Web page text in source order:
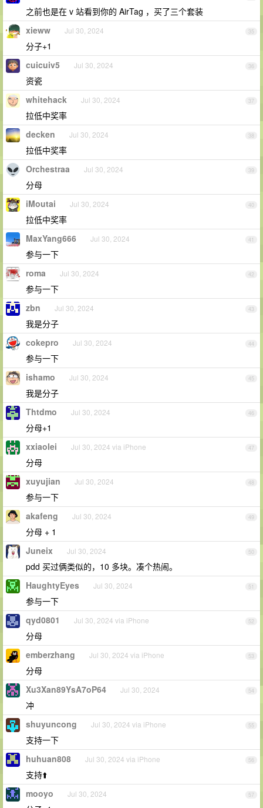
之前也是在 v 站看到你的 AirTag ，买了三个套装
35
xieww Jul 30, 2024
分子+1
36
cuicuiv5 Jul 30, 2024
资瓷
37
whitehack Jul 30, 2024
拉低中奖率
38
decken Jul 30, 2024
拉低中奖率
39
Orchestraa Jul 30, 2024
分母
40
iMoutai Jul 30, 2024
拉低中奖率
41
MaxYang666 Jul 30, 2024
参与一下
42
roma Jul 30, 2024
参与一下
43
zbn Jul 30, 2024
我是分子
44
cokepro Jul 30, 2024
参与一下
45
ishamo Jul 30, 2024
我是分子
46
Thtdmo Jul 30, 2024
分母+1
47
xxiaolei Jul 30, 2024 via iPhone
分母
48
xuyujian Jul 30, 2024
参与一下
49
akafeng Jul 30, 2024
分母 + 1
50
Juneix Jul 30, 2024
pdd 买过俩类似的，10 多块。凑个热闹。
51
HaughtyEyes Jul 30, 2024
参与一下
52
qyd0801 Jul 30, 2024 via iPhone
分母
53
emberzhang Jul 30, 2024 via iPhone
分母
54
Xu3Xan89YsA7oP64 Jul 30, 2024
冲
55
shuyuncong Jul 30, 2024 via iPhone
支持一下
56
huhuan808 Jul 30, 2024 via iPhone
支持⬆️
57
mooyo Jul 30, 2024